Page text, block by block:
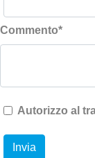
Commento*
Autorizzo al